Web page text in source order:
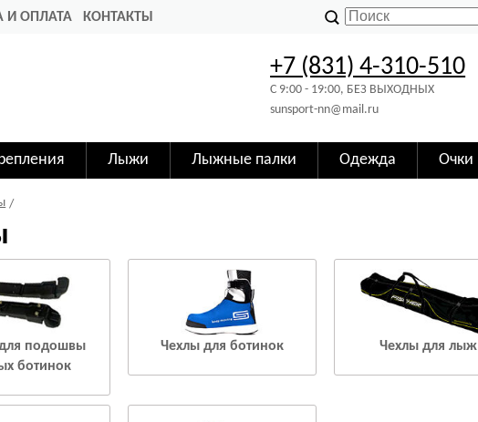
И ОПЛАТА КОНТАКТЫ
+7 (831) 4-310-510
C 9:00 - 19:00, БЕЗ ВЫХОДНЫХ
sunsport-nn@mail.ru
Лыжи Лыжные палки Одежда Очки
подошвы
ботинок
Чехлы для ботинок Чехлы для лыж